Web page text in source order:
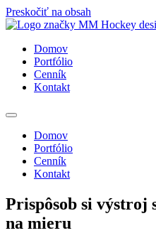
Preskočiť na obsah
Domov
Portfólio
Cenník
Kontakt
Domov
Portfólio
Cenník
Kontakt
Prispôsob si výstroj
na mieru